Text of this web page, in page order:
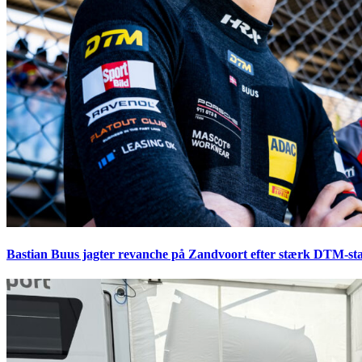
Bastian Buus jagter revanche på Zandvoort efter stærk DTM-